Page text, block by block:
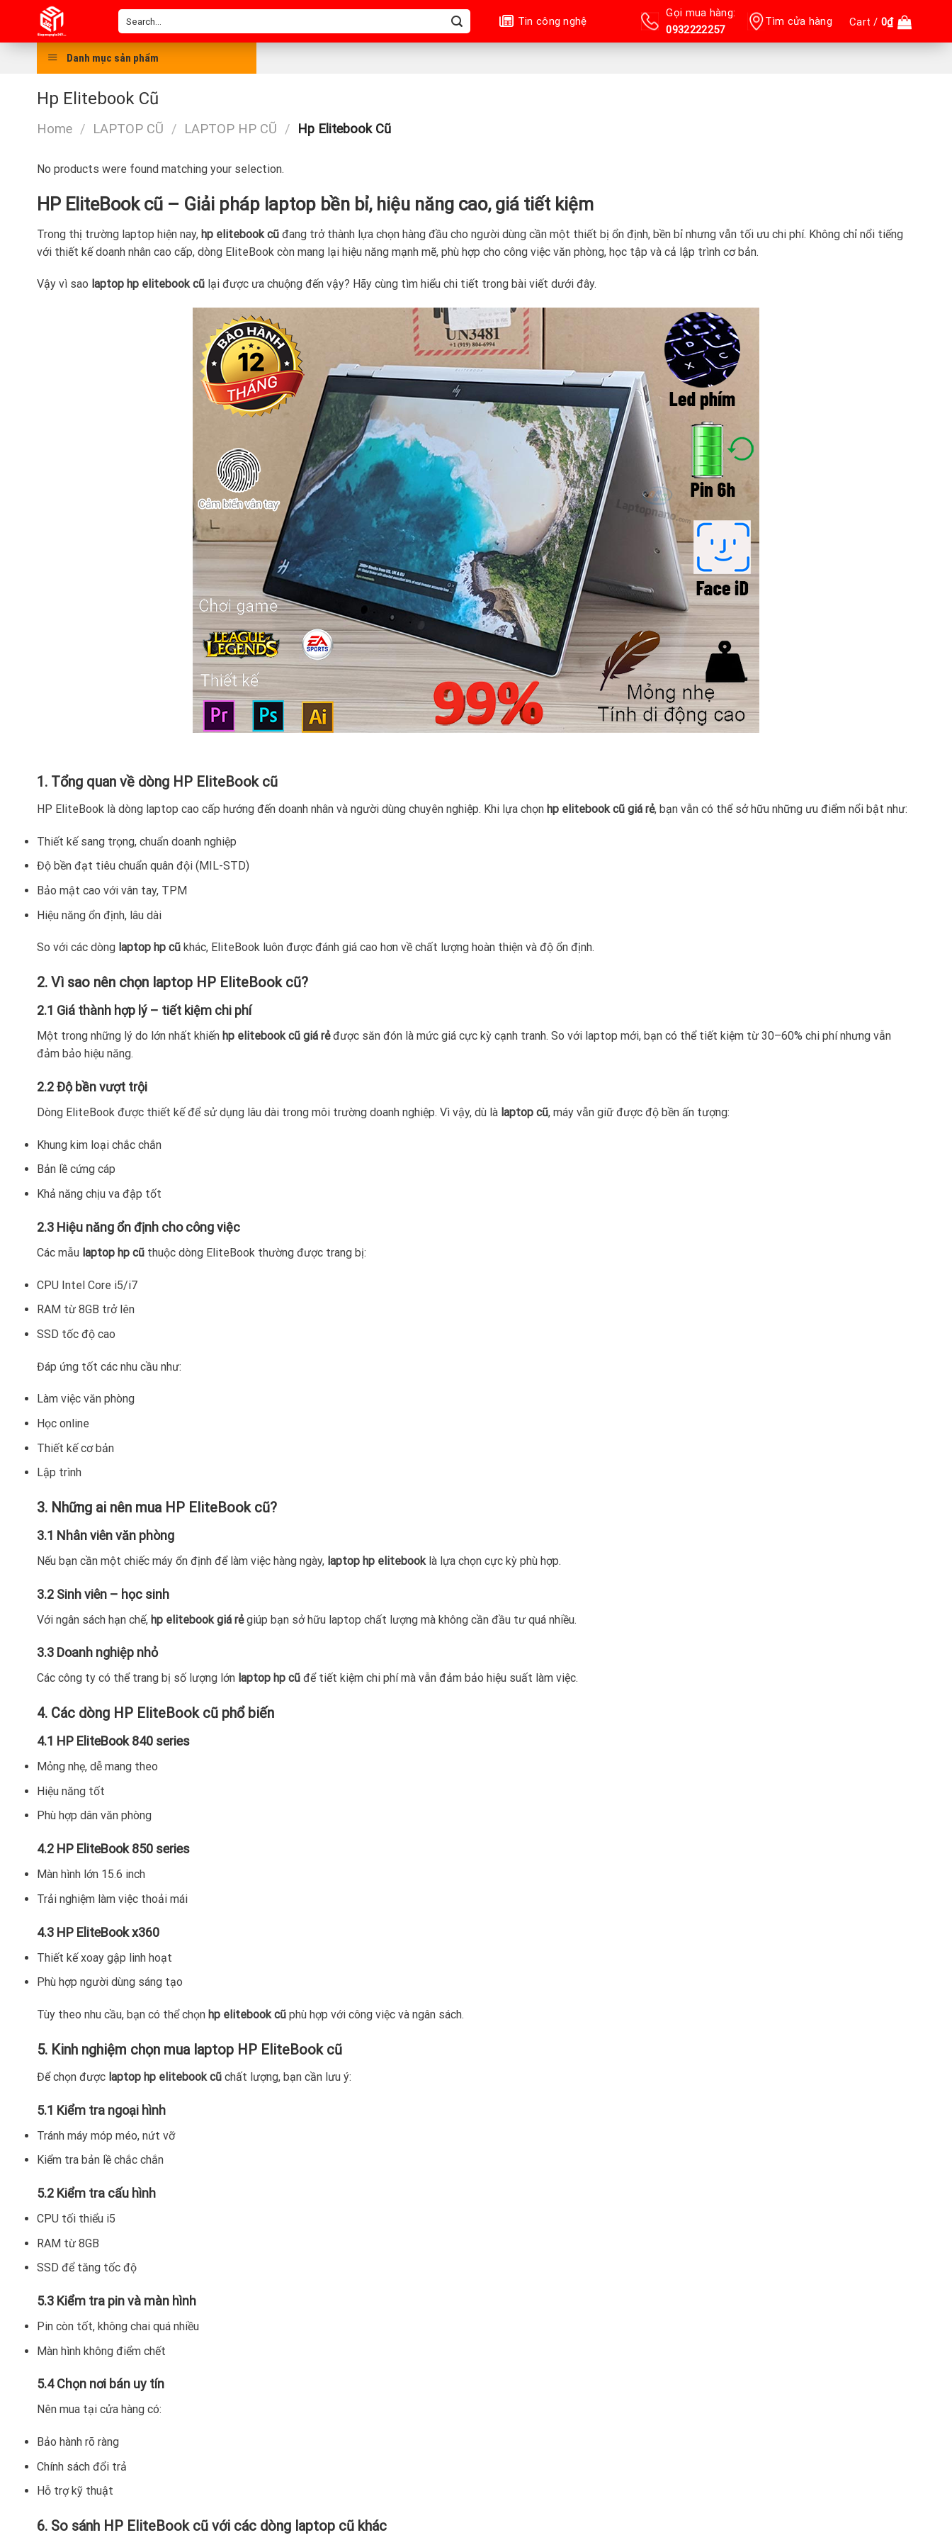
content
Search
for:
Tin công nghệ
Gọi mua hàng:
0932222257
Tìm cửa hàng Cart /0₫
Danh mục sản phẩm
Hp Elitebook Cũ
Home / LAPTOP CŨ / LAPTOP HP CŨ / Hp Elitebook Cũ
No products were found matching your selection.
HP EliteBook cũ – Giải pháp laptop bền bỉ, hiệu năng cao, giá tiết kiệm
Trong thị trường laptop hiện nay, hp elitebook cũ đang trở thành lựa chọn hàng đầu cho người dùng cần một thiết bị ổn định, bền bỉ nhưng vẫn tối ưu chi phí. Không chỉ nổi tiếng
với thiết kế doanh nhân cao cấp, dòng EliteBook còn mang lại hiệu năng mạnh mẽ, phù hợp cho công việc văn phòng, học tập và cả lập trình cơ bản.
Vậy vì sao laptop hp elitebook cũ lại được ưa chuộng đến vậy? Hãy cùng tìm hiểu chi tiết trong bài viết dưới đây.
1. Tổng quan về dòng HP EliteBook cũ
HP EliteBook là dòng laptop cao cấp hướng đến doanh nhân và người dùng chuyên nghiệp. Khi lựa chọn hp elitebook cũ giá rẻ, bạn vẫn có thể sở hữu những ưu điểm nổi bật như:
Thiết kế sang trọng, chuẩn doanh nghiệp
Độ bền đạt tiêu chuẩn quân đội (MIL-STD)
Bảo mật cao với vân tay, TPM
Hiệu năng ổn định, lâu dài
So với các dòng laptop hp cũ khác, EliteBook luôn được đánh giá cao hơn về chất lượng hoàn thiện và độ ổn định.
2. Vì sao nên chọn laptop HP EliteBook cũ?
2.1 Giá thành hợp lý – tiết kiệm chi phí
Một trong những lý do lớn nhất khiến hp elitebook cũ giá rẻđược săn đón là mức giá cực kỳ cạnh tranh. So với laptop mới, bạn có thể tiết kiệm từ 30–60% chi phí nhưng vẫn
đảm bảo hiệu năng.
2.2 Độ bền vượt trội
Dòng EliteBook được thiết kế để sử dụng lâu dài trong môi trường doanh nghiệp. Vì vậy, dù là laptop cũ, máy vẫn giữ được độ bền ấn tượng:
Khung kim loại chắc chắn
Bản lề cứng cáp
Khả năng chịu va đập tốt
2.3 Hiệu năng ổn định cho công việc
Các mẫu laptop hp cũ thuộc dòng EliteBook thường được trang bị:
CPU Intel Core i5/i7
RAM từ 8GB trở lên
SSD tốc độ cao
Đáp ứng tốt các nhu cầu như:
Làm việc văn phòng
Học online
Thiết kế cơ bản
Lập trình
3. Những ai nên mua HP EliteBook cũ?
3.1 Nhân viên văn phòng
Nếu bạn cần một chiếc máy ổn định để làm việc hàng ngày, laptop hp elitebook là lựa chọn cực kỳ phù hợp.
3.2 Sinh viên – học sinh
Với ngân sách hạn chế, hp elitebook giá rẻgiúp bạn sở hữu laptop chất lượng mà không cần đầu tư quá nhiều.
3.3 Doanh nghiệp nhỏ
Các công ty có thể trang bị số lượng lớn laptop hp cũ để tiết kiệm chi phí mà vẫn đảm bảo hiệu suất làm việc.
4. Các dòng HP EliteBook cũ phổ biến
4.1 HP EliteBook 840 series
Mỏng nhẹ, dễ mang theo
Hiệu năng tốt
Phù hợp dân văn phòng
4.2 HP EliteBook 850 series
Màn hình lớn 15.6 inch
Trải nghiệm làm việc thoải mái
4.3 HP EliteBook x360
Thiết kế xoay gập linh hoạt
Phù hợp người dùng sáng tạo
Tùy theo nhu cầu, bạn có thể chọn hp elitebook cũ phù hợp với công việc và ngân sách.
5. Kinh nghiệm chọn mua laptop HP EliteBook cũ
Để chọn được laptop hp elitebook cũ chất lượng, bạn cần lưu ý:
5.1 Kiểm tra ngoại hình
Tránh máy móp méo, nứt vỡ
Kiểm tra bản lề chắc chắn
5.2 Kiểm tra cấu hình
CPU tối thiểu i5
RAM từ 8GB
SSD để tăng tốc độ
5.3 Kiểm tra pin và màn hình
Pin còn tốt, không chai quá nhiều
Màn hình không điểm chết
5.4 Chọn nơi bán uy tín
Nên mua tại cửa hàng có:
Bảo hành rõ ràng
Chính sách đổi trả
Hỗ trợ kỹ thuật
6. So sánh HP EliteBook cũ với các dòng laptop cũ khác